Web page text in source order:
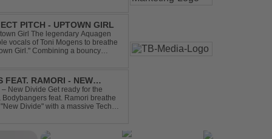
PITCH - UPTOWN GIRL
Girl The legendary Aquagen
vocals of Toni Mogens to breathe
Girl." Combining a bouncy
FEAT. RAMORI - NEW
New Divide Get ready for the
feat. Ramori breathe
Divide" with a massive Techno